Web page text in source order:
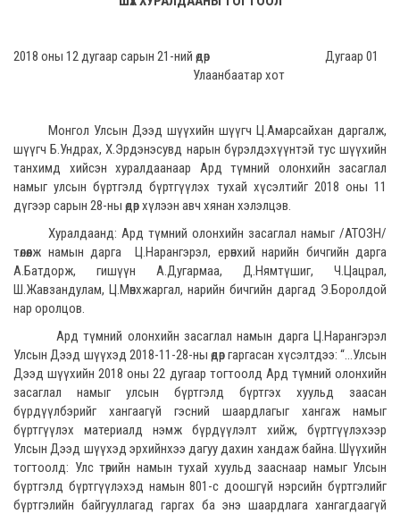
2018 оны 12 дугаар сарын 21-ний өдөр Дугаар 01
Улаанбаатар хот
Монгол Улсын Дээд шүүхийн шүүгч Ц.Амарсайхан даргалж,
шүүгч Б.Ундрах, Х.Эрдэнэсувд нарын бүрэлдэхүүнтэй тус шүүхийн
танхимд хийсэн хуралдаанаар Ард түмний олонхийн засаглал
намыг улсын бүртгэлд бүртгүүлэх тухай хүсэлтийг 2018 оны 11
дүгээр сарын 28-ны өдөр хүлээн авч хянан хэлэлцэв.
Хуралдаанд: Ард түмний олонхийн засаглал намыг /АТОЗН/
төлөөлж намын дарга Ц.Нарангэрэл, ерөнхий нарийн бичгийн дарга
А.Батдорж, гишүүн А.Дугармаа, Д.Нямтүшиг, Ч.Цацрал,
Ш.Жавзандулам, Ц.Мөнхжаргал, нарийн бичгийн даргад Э.Боролдой
нар оролцов.
Ард түмний олонхийн засаглал намын дарга Ц.Нарангэрэл
Улсын Дээд шүүхэд 2018-11-28-ны өдөр гаргасан хүсэлтдээ: “...Улсын
Дээд шүүхийн 2018 оны 22 дугаар тогтоолд Ард түмний олонхийн
засаглал намыг улсын бүртгэлд бүртгэх хуульд заасан
бүрдүүлбэрийг хангаагүй гэсний шаардлагыг хангаж намыг
бүртгүүлэх материалд нэмж бүрдүүлэлт хийж, бүртгүүлэхээр
Улсын Дээд шүүхэд эрхийнхээ дагуу дахин хандаж байна. Шүүхийн
тогтоолд: Улс төрийн намын тухай хуульд зааснаар намыг Улсын
бүртгэлд бүртгүүлэхэд намын 801-с доошгүй нэрсийн бүртгэлийг
бүртгэлийн байгууллагад гаргах ба энэ шаардлага хангагдаагүй